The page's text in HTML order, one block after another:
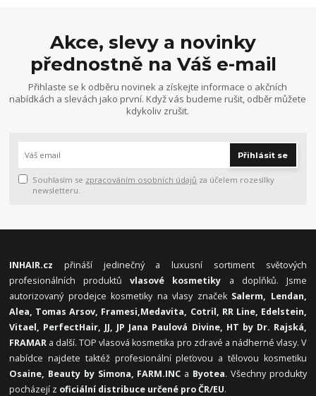
Akce, slevy a novinky
přednostně na Váš e-mail
Přihlaste se k odběru novinek a získejte informace o akčních
nabídkách a slevách jako první. Když vás budeme rušit, odběr můžete
kdykoliv zrušit.
Přihlásit se
Souhlasím se zpracováním osobních údajů za účelem rozesílky
newsletteru.
INHAIR.cz přináší jedinečný a luxusní sortiment světových
profesionálních produktůvlasové kosmetiky a doplňků. Jsme
autorizovaný prodejce kosmetiky na vlasy značek Salerm, Lendan,
Alea, Tomas Arsov, Framesi,Medavita, Cotril, RR Line, Edelstein,
Vitael, PerfectHair, JJ, JP Jana Paulová Divine, HT by Dr. Rajská,
FRAMAR a další. TOP vlasová kosmetika pro zdravé a nádherné vlasy. V
nabídce najdete taktéž profesionální pleťovou a tělovou kosmetiku
Osaine, Beauty by Simona, FARM.INC a Byotea. Všechny produkty
pocházejí z oficiální distribuce určené pro ČR/EU.